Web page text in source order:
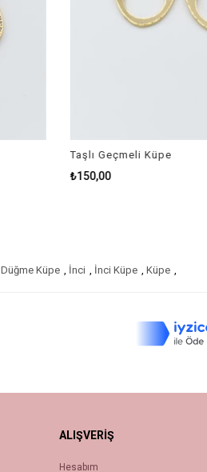
Taşlı Geçmeli Küpe
₺150,00
Düğme Küpe İnci İnci Küpe Küpe
ALIŞVERİŞ
Hesabım